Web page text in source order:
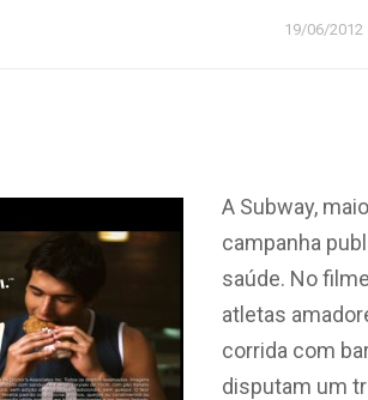
19/06/2012
A Subway,
campanha
saúde. No
atletas
corrida com
disputam um